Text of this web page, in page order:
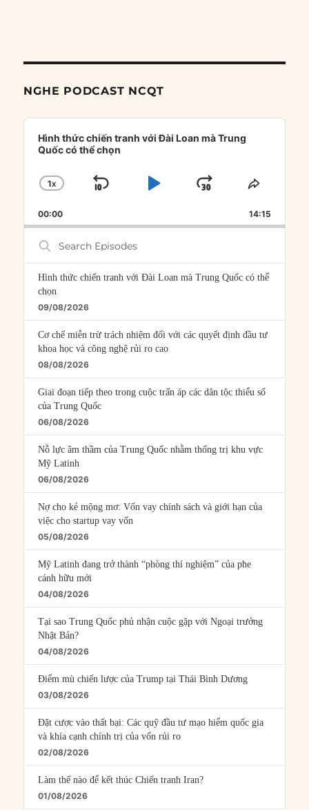
NGHE PODCAST NCQT
Audio
Player
Hình thức chiến tranh với Đài Loan mà Trung
Quốc có thể chọn
CHANGE
RATE
1X
SKIP
PLAYJUMP
FORWARD
SHARE
00:00 14:15
Search
Episodes
Hình thức chiến tranh với Đài Loan mà Trung Quốc có thể
chọn
09/08/2026
Cơ chế miễn trừ trách nhiệm đối với các quyết định đầu tư
khoa học và công nghệ rủi ro cao
08/08/2026
Giai đoạn tiếp theo trong cuộc trấn áp các dân tộc thiểu số
của Trung Quốc
06/08/2026
Nỗ lực âm thầm của Trung Quốc nhằm thống trị khu vực
Mỹ Latinh
06/08/2026
Nợ cho kẻ mộng mơ: Vốn vay chính sách và giới hạn của
việc cho startup vay vốn
05/08/2026
Mỹ Latinh đang trở thành “phòng thí nghiệm” của phe
cánh hữu mới
04/08/2026
Tại sao Trung Quốc phủ nhận cuộc gặp với Ngoại trưởng
Nhật Bản?
04/08/2026
Điểm mù chiến lược của Trump tại Thái Bình Dương
03/08/2026
Đặt cược vào thất bại: Các quỹ đầu tư mạo hiểm quốc gia
và khía cạnh chính trị của vốn rủi ro
02/08/2026
Làm thế nào để kết thúc Chiến tranh Iran?
01/08/2026